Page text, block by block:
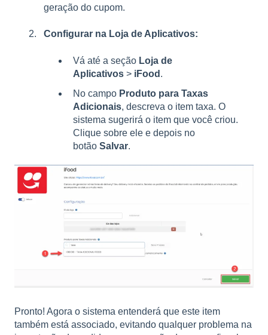
geração do cupom.
Configurar na Loja de Aplicativos:
Vá até a seção Loja de
Aplicativos > iFood .
No campo Produto para Taxas
Adicionais, descreva o item taxa. O
sistema sugerirá o item que você criou.
Clique sobre ele e depois no
botão Salvar.
Pronto! Agora o sistema entenderá que este item
também está associado, evitando qualquer problema na